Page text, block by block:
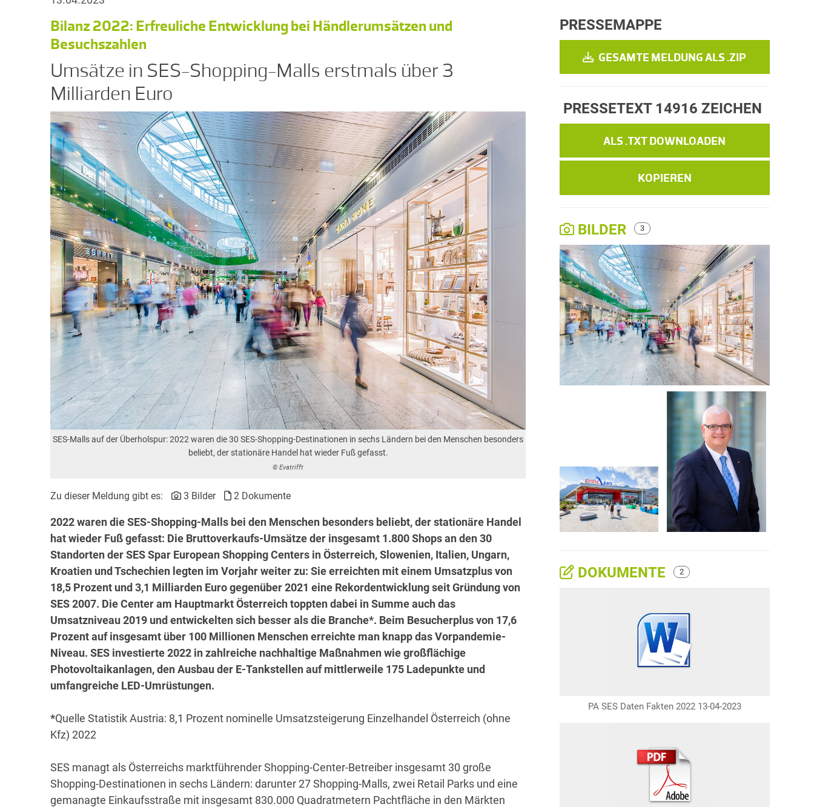
Bilanz 2022: Erfreuliche Entwicklung bei Händlerumsätzen und
Besuchszahlen
Umsätze in SES-Shopping-Malls erstmals über 3
Milliarden Euro
SES-Malls auf der Überholspur: 2022 waren die 30 SES-Shopping-Destinationen in sechs Ländern bei den Menschen besonders
beliebt, der stationäre Handel hat wieder Fuß gefasst.
© Evatrifft
Zu dieser Meldung gibt es: 3 Bilder 2 Dokumente
2022 waren die SES-Shopping-Malls bei den Menschen besonders beliebt, der stationäre Handel
hat wieder Fuß gefasst: Die Bruttoverkaufs-Umsätze der insgesamt 1.800 Shops an den 30
Standorten der SES Spar European Shopping Centers in Österreich, Slowenien, Italien, Ungarn,
Kroatien und Tschechien legten im Vorjahr weiter zu: Sie erreichten mit einem Umsatzplus von
18,5 Prozent und 3,1 Milliarden Euro gegenüber 2021 eine Rekordentwicklung seit Gründung von
SES 2007. Die Center am Hauptmarkt Österreich toppten dabei in Summe auch das
Umsatzniveau 2019 und entwickelten sich besser als die Branche*. Beim Besucherplus von 17,6
Prozent auf insgesamt über 100 Millionen Menschen erreichte man knapp das Vorpandemie-
Niveau. SES investierte 2022 in zahlreiche nachhaltige Maßnahmen wie großflächige
Photovoltaikanlagen, den Ausbau der E-Tankstellen auf mittlerweile 175 Ladepunkte und
umfangreiche LED-Umrüstungen.
*Quelle Statistik Austria: 8,1 Prozent nominelle Umsatzsteigerung Einzelhandel Österreich (ohne
Kfz) 2022
SES managt als Österreichs marktführender Shopping-Center-Betreiber insgesamt 30 große
Shopping-Destinationen in sechs Ländern: darunter 27 Shopping-Malls, zwei Retail Parks und eine
gemanagte Einkaufsstraße mit insgesamt 830.000 Quadratmetern Pachtfläche in den Märkten
PRESSEMAPPE
GESAMTE MELDUNG ALS .ZIP
PRESSETEXT 14916 ZEICHEN
ALS .TXT DOWNLOADEN
KOPIEREN
BILDER 3
DOKUMENTE 2
PA SES Daten Fakten 2022 13-04-2023